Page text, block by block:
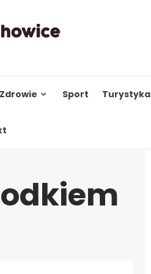
Zdrowie Sport Turystyka